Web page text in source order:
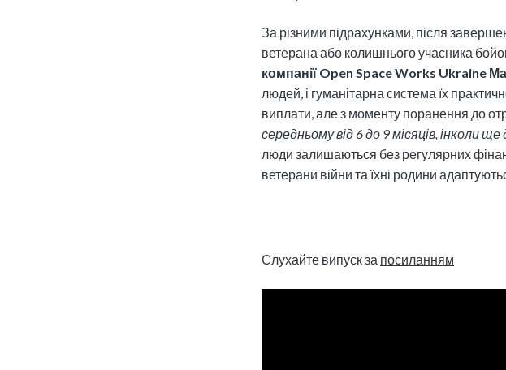
За різними підрахунками, після
ветерана або колишнього учасника
компанії Open Space Works Ukraine
людей, і гуманітарна система їх
виплати, але з моменту поранення до
середньому від 6 до 9 місяців, інколи
люди залишаються без регулярних
ветерани війни та їхні родини
Слухайте випуск за посиланням